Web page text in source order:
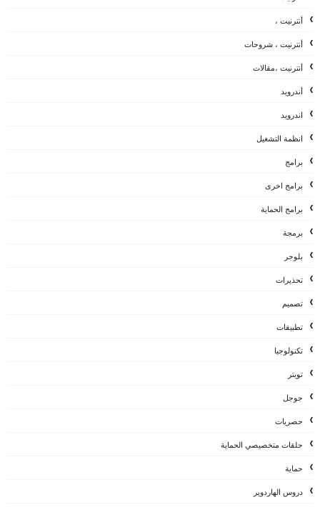
أنترنيت ،
أنترنيت ، شروحات
أنترنيت ،مقالات
أندرويد
اندرويد
انظمة التشغيل
برامج
برامج اخرى
برامج الحماية
برمجة
بلوجر
تحذيرات
تصميم
تطبيقات
تكنولوجيا
تويتر
جوجل
حصريات
حلقات متخصيصي الحماية
حماية
دروس الهاردوير